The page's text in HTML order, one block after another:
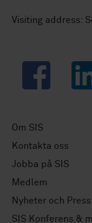
Visiting address:
Facebook
Om SIS
Kontakta oss
Jobba på SIS
Medlem
Nyheter och Press
SIS Konferens &